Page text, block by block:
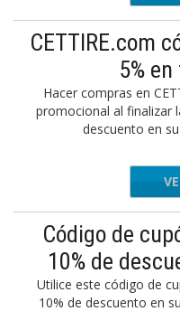
CETTIRE.com
5%
Hacer compras en
promocional al finalizar
descuento en
Código de
10% de
Utilice este código de
10% de descuento en